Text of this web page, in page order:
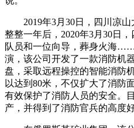
2019年3月30日，四川凉山
整整一年后，2020年3月30日
队员和一位向导，葬身火海
演，该公司开发了一款消防机
盘，采取远程操控的智能消防
以达到80米，不仅扩大了消防
有效保护了消防人员的安全。
产，并得到了消防官兵的高度好